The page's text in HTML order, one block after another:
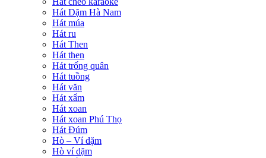
Hát Dặm Hà Nam
Hát múa
Hát ru
Hát Then
Hát then
Hát trống quân
Hát tuồng
Hát văn
Hát xẩm
Hát xoan
Hát xoan Phú Thọ
Hát Đúm
Hò – Ví dặm
Hò ví dặm